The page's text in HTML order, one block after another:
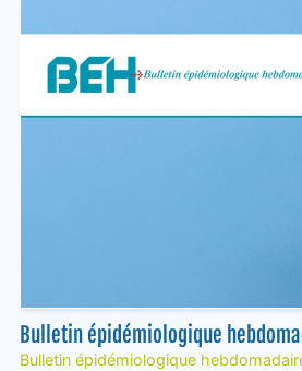
Bulletin épidémiologique
Bulletin épidémiologique